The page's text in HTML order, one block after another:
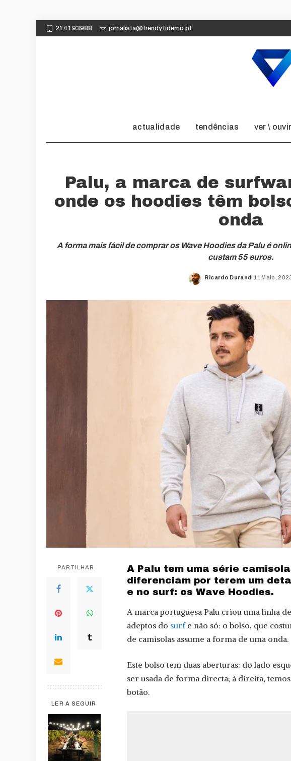
214193988 jornalista@trendy.fidemo.pt
actualidade tendências ver \
Palu, a marca de
onde os hoodies têm
onda
A forma mais fácil de comprar os Wave Hoodies da Palu é
custam 55 euros.
Posted
Ricardo Durand 11 Maio,
PARTILHAR
LER A SEGUIR
A Palu tem uma série
diferenciam por terem um
e no surf: os Wave Hoodies.
A marca portuguesa Palu criou uma linha
adeptos do surfe não só: o bolso, que
de camisolas assume a forma de uma onda.
Este bolso tem duas aberturas: do lado
ser usada de forma directa; à direita,
botão.